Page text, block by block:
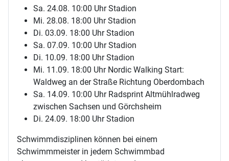
Sa. 24.08. 10:00 Uhr Stadion
Mi. 28.08. 18:00 Uhr Stadion
Di. 03.09. 18:00 Uhr Stadion
Sa. 07.09. 10:00 Uhr Stadion
Di. 10.09. 18:00 Uhr Stadion
Mi. 11.09. 18:00 Uhr Nordic Walking Start:
Waldweg an der Straße Richtung Oberdombach
Sa. 14.09. 10:00 Uhr Radsprint Altmühlradweg
zwischen Sachsen und Görchsheim
Di. 24.09. 18:00 Uhr Stadion
Schwimmdisziplinen können bei einem
Schwimmmeister in jedem Schwimmbad